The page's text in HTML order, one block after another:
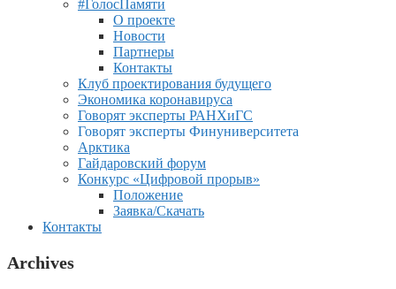
#ГолосПамяти
О проекте
Новости
Партнеры
Контакты
Клуб проектирования будущего
Экономика коронавируса
Говорят эксперты РАНХиГС
Говорят эксперты Финуниверситета
Арктика
Гайдаровский форум
Конкурс «Цифровой прорыв»
Положение
Заявка/Скачать
Контакты
Archives